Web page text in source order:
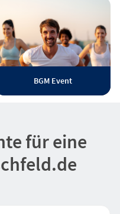
BGM Event
für eine